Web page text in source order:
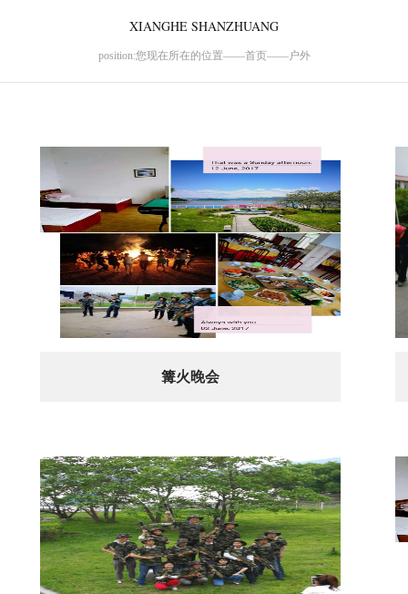
XIANGHE SHANZHUANG
position:您现在所在的位置——首页——户外
篝火晚会